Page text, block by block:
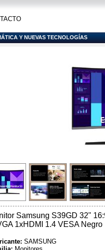
Y NUEVAS TECNOLOGÍAS
Samsung S39GD 32"
1xHDMI 1.4 VESA
SAMSUNG